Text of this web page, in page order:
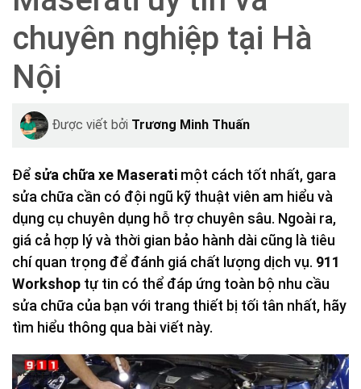
chuyên nghiệp tại Hà
Nội
Được viết bởi Trương Minh Thuấn
Để sửa chữa xe Maserati một cách tốt nhất, gara
sửa chữa cần có đội ngũ kỹ thuật viên am hiểu và
dụng cụ chuyên dụng hỗ trợ chuyên sâu. Ngoài ra,
giá cả hợp lý và thời gian bảo hành dài cũng là tiêu
chí quan trọng để đánh giá chất lượng dịch vụ. 911
Workshop tự tin có thể đáp ứng toàn bộ nhu cầu
sửa chữa của bạn với trang thiết bị tối tân nhất, hãy
tìm hiểu thông qua bài viết này.